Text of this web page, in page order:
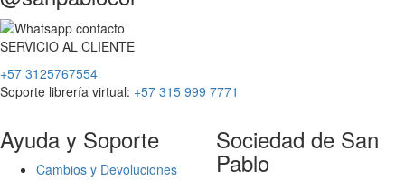
SERVICIO AL CLIENTE
+57 3125767554
Soporte librería virtual: +57 315 999 7771
Ayuda y Soporte
Cambios y Devoluciones
Sociedad de San
Pablo